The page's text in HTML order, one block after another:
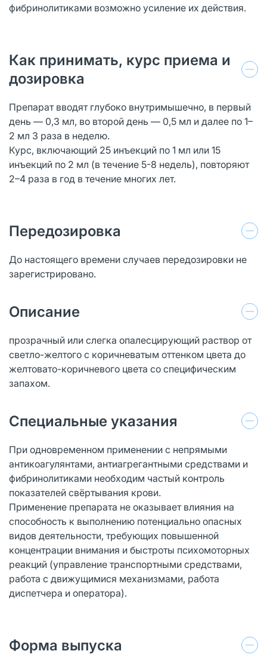
фибринолитиками возможно усиление их действия.
Как принимать, курс приема и
дозировка
Препарат вводят глубоко внутримышечно, в первый
день — 0,3 мл, во второй день — 0,5 мл и далее по 1–
2 мл 3 раза в неделю.
Курс, включающий 25 инъекций по 1 мл или 15
инъекций по 2 мл (в течение 5-8 недель), повторяют
2–4 раза в год в течение многих лет.
Передозировка
До настоящего времени случаев передозировки не
зарегистрировано.
Описание
прозрачный или слегка опалесцирующий раствор от
светло-желтого с коричневатым оттенком цвета до
желтовато-коричневого цвета со специфическим
запахом.
Специальные указания
При одновременном применении с непрямыми
антикоагулянтами, антиагрегантными средствами и
фибринолитиками необходим частый контроль
показателей свёртывания крови.
Применение препарата не оказывает влияния на
способность к выполнению потенциально опасных
видов деятельности, требующих повышенной
концентрации внимания и быстроты психомоторных
реакций (управление транспортными средствами,
работа с движущимися механизмами, работа
диспетчера и оператора).
Форма выпуска